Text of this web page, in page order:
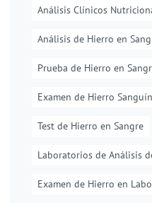
Análisis Clínicos
Análisis de Hierro en
Prueba de Hierro en
Examen de Hierro
Test de Hierro en Sangre
Laboratorios de Análisis
Examen de Hierro en